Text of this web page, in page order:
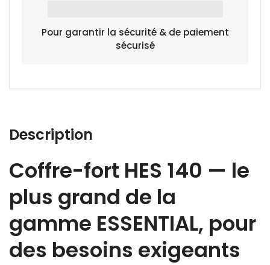
Pour garantir la sécurité & de paiement
sécurisé
Description
Coffre-fort HES 140 — le
plus grand de la
gamme ESSENTIAL, pour
des besoins exigeants